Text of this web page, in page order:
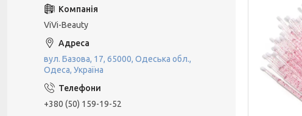
ViVi-Beauty
вул. Базова, 17, 65000, Одеська обл.,
Одеса, Україна
+380 (50) 159-19-52